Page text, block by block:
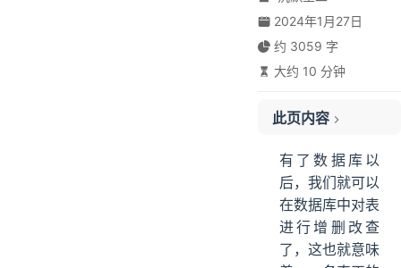
2024年1月27日
约 3059 字
大约 10 分钟
此页内容
不指定数据库
建表
给表添加注释
删表
改表
增加字段
删除字段
修改字段
有了数据库以
后，我们就可以
在数据库中对表
进行增删改查
了，这也就意味